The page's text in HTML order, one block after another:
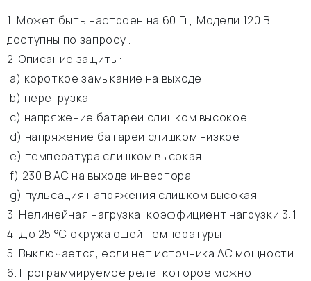
1. Может быть настроен на 60 Гц. Модели 120 В
доступны по запросу .
2. Описание защиты:
а) короткое замыкание на выходе
b) перегрузка
c) напряжение батареи слишком высокое
d) напряжение батареи слишком низкое
e) температура слишком высокая
f) 230 В АС на выходе инвертора
g) пульсация напряжения слишком высокая
3. Нелинейная нагрузка, коэффициент нагрузки 3:1
4. До 25 °C окружающей температуры
5. Выключается, если нет источника АС мощности
6. Программируемое реле, которое можно